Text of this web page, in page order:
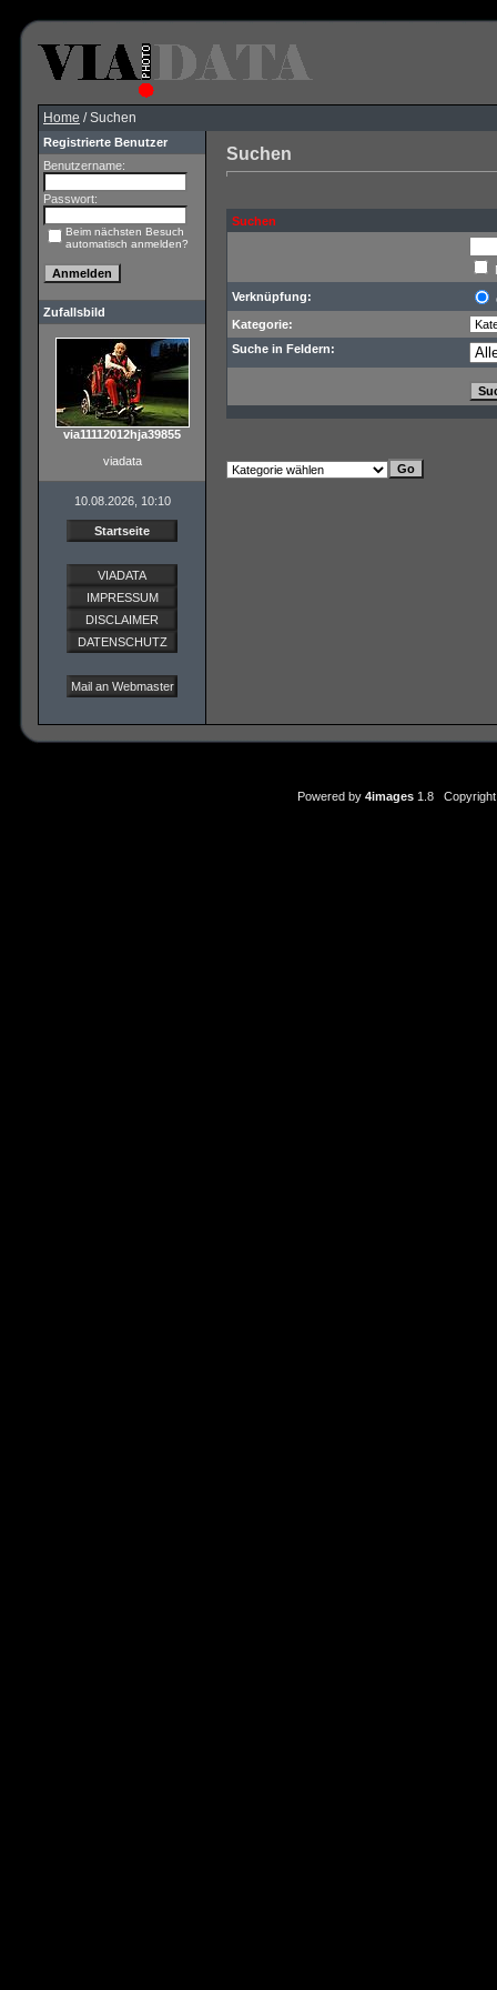
Home / Suchen
Registrierte Benutzer
Benutzername:
Passwort:
Beim nächsten Besuch
automatisch anmelden?
Zufallsbild
via11112012hja39855
viadata
10.08.2026, 10:10
Startseite
VIADATA
IMPRESSUM
DISCLAIMER
DATENSCHUTZ
Mail an Webmaster
Suchen
Suchen
Verknüpfung:
Kategorie:
Suche in Feldern:
Powered by 4images1.8 Copyright